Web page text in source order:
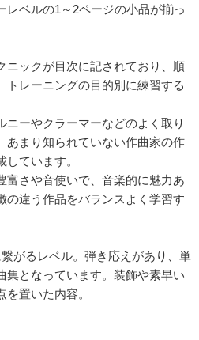
レベルの1～2ページの小品が揃っ
ニックが目次に記されており、順
トレーニングの目的別に練習する
ニーやクラーマーなどのよく取り
あまり知られていない作曲家の作
ています。
富さや音使いで、音楽的に魅力あ
の違う作品をバランスよく学習す
がるレベル。弾き応えがあり、単
集となっています。装飾や素早い
置いた内容。